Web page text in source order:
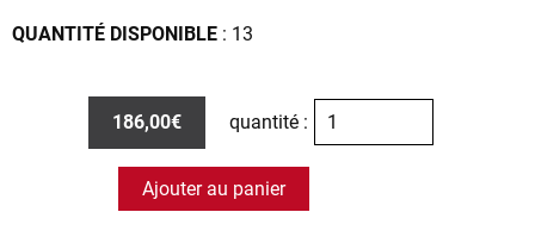
QUANTITÉ DISPONIBLE : 13
186,00€ quantité :
Ajouter au panier